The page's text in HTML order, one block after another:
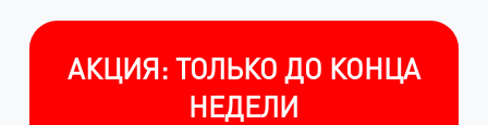
АКЦИЯ: ТОЛЬКО ДО КОНЦА
НЕДЕЛИ